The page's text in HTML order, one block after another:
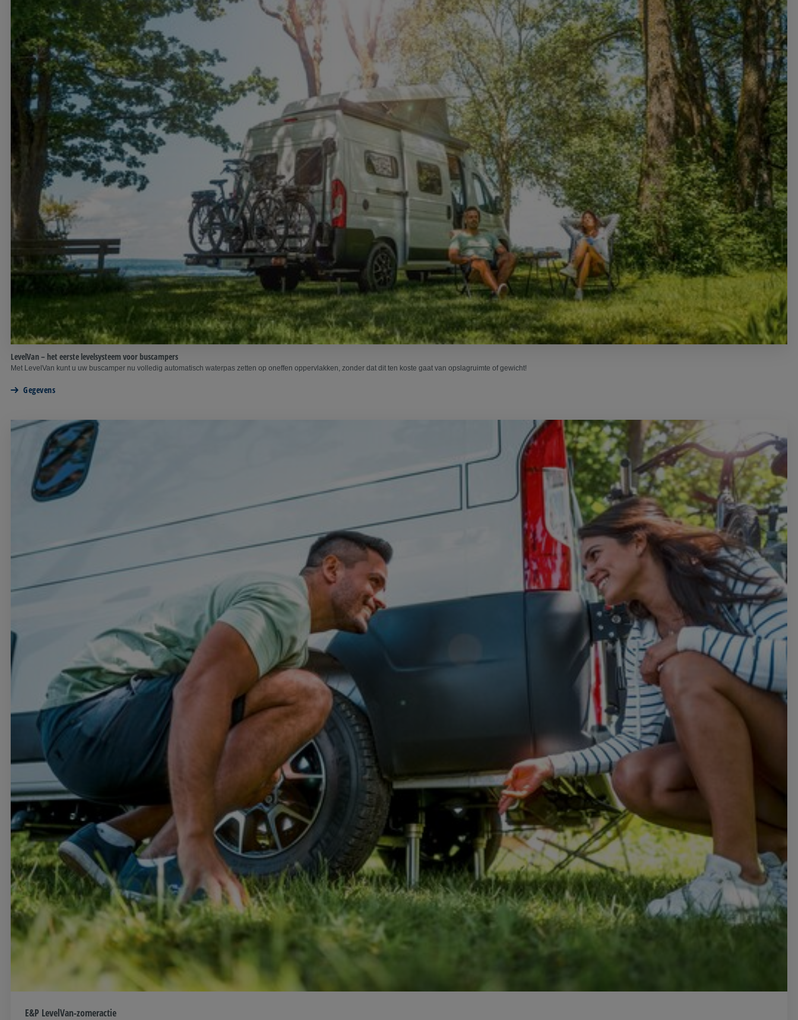
LevelVan – het eerste levelsysteem voor buscampers
Met LevelVan kunt u uw buscamper nu volledig automatisch waterpas zetten op oneffen oppervlakken, zonder dat dit ten koste gaat van opslagruimte of gewicht!
Gegevens
E&P LevelVan-zomeractie